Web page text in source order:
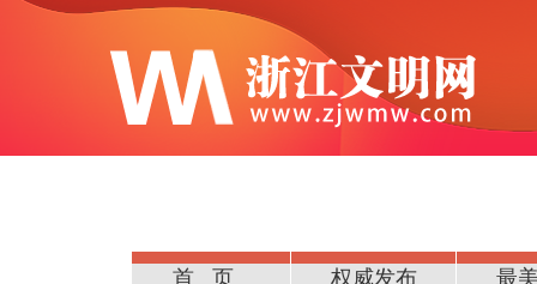
首页 权威发布 最